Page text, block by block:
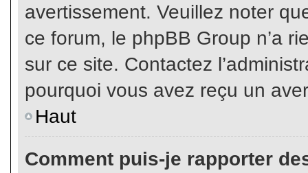
avertissement. Veuillez noter
ce forum, le phpBB Group n’a
sur ce site. Contactez
pourquoi vous avez reçu un
Haut
Comment puis-je rapporter